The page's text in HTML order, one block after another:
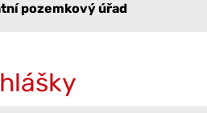
pozemkový úřad